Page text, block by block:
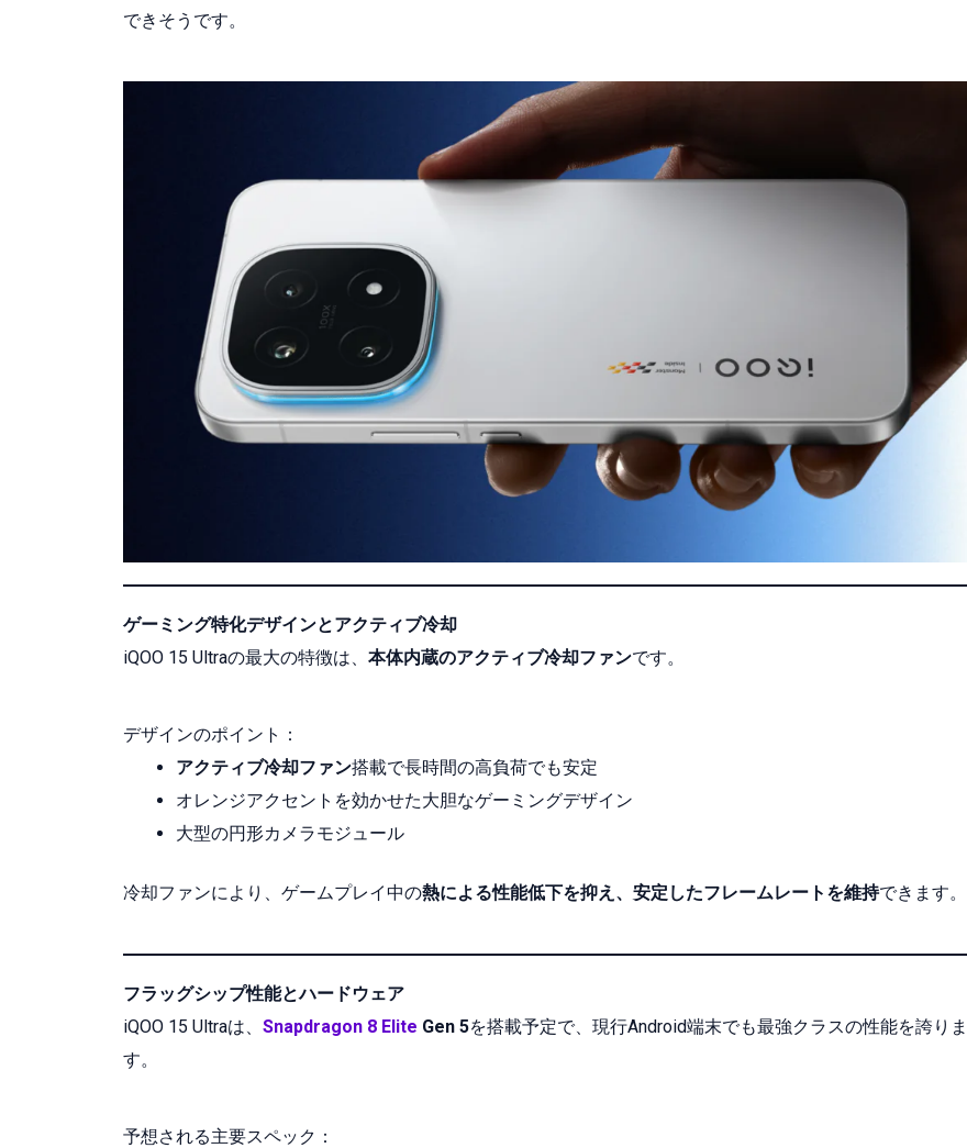
できそうです。
ゲーミング特化デザインとアクティブ冷却
iQOO 15 Ultraの最大の特徴は、 本体内蔵のアクティブ冷却ファンです。
デザインのポイント：
アクティブ冷却ファン搭載で長時間の高負荷でも安定
オレンジアクセントを効かせた大胆なゲーミングデザイン
大型の円形カメラモジュール
冷却ファンにより、ゲームプレイ中の熱による性能低下を抑え、安定したフレームレートを維持できます。
フラッグシップ性能とハードウェア
iQOO 15 Ultraは、 Snapdragon 8 Elite Gen 5を搭載予定で、現行Android端末でも最強クラスの性能を誇りま
す。
予想される主要スペック：